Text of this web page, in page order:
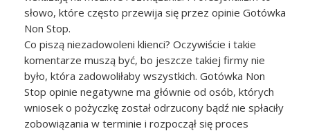
słowo, które często przewija się przez opinie Gotówka
Non Stop.
Co piszą niezadowoleni klienci? Oczywiście i takie
komentarze muszą być, bo jeszcze takiej firmy nie
było, która zadowoliłaby wszystkich. Gotówka Non
Stop opinie negatywne ma głównie od osób, których
wniosek o pożyczkę został odrzucony bądź nie spłaciły
zobowiązania w terminie i rozpoczął się proces